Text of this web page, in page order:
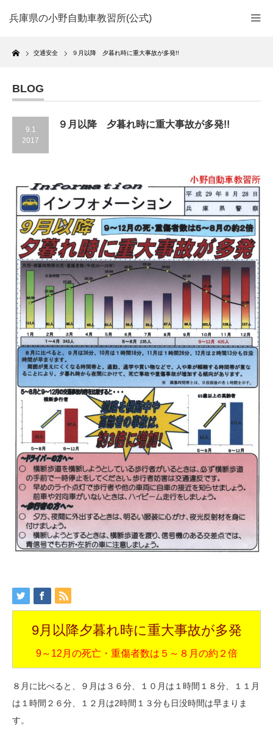
兵庫県の小野自動車教習所(公式)
Home
交通安全 ９月以降 夕暮れ時に重大事故が多発!!
BLOG
9.1
2017
９月以降 夕暮れ時に重大事故が多発!!
9月以降夕暮れ時に重大事故が多発
9～12月の死亡・重傷者数は５～８月の約２倍
８月に比べると、９月は３６分、１０月は１時間１８分、１１月
は１時間２６分、１２月は2時間１３分も日没時間は早まりま
す。